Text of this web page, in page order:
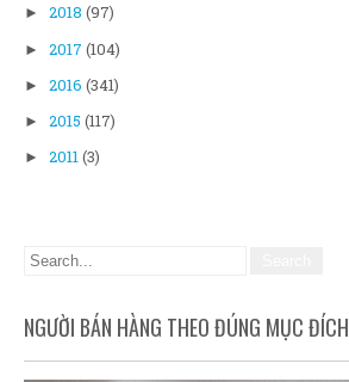
► 2018 (97)
► 2017 (104)
► 2016 (341)
► 2015 (117)
► 2011(3)
NGƯỜI BÁN HÀNG THEO ĐÚNG MỤC ĐÍCH